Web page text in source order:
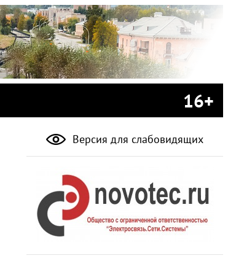
16+
Версия для слабовидящих